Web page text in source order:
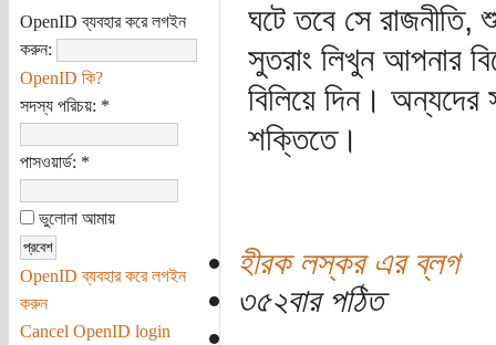
OpenID ব্যবহার করে লগইন
করুন:
OpenID কি?
সদস্য পরিচয়: *
পাসওয়ার্ড: *
ভুলোনা আমায়
OpenID ব্যবহার করে লগইন
করুন
Cancel OpenID login
ঘটে তবে সে রাজনীতি,
সুতরাং লিখুন আপনার
বিলিয়ে দিন।
শক্তিতে।
হীরক লস্কর এর ব্লগ
৩৫২বার পঠিত